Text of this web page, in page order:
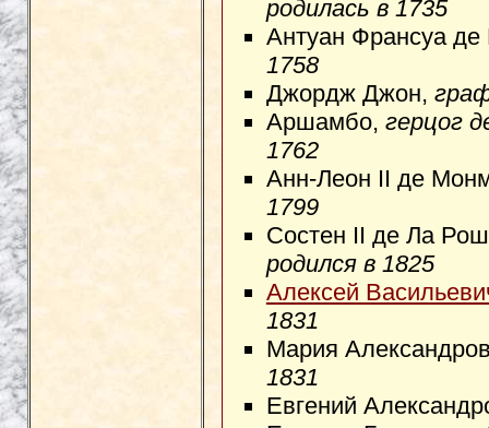
родилась в 1735
Антуан Франсуа
1758
Джордж Джон,
Аршамбо, герцог
1762
Анн-Леон II де
1799
Состен II де Ла
родился в 1825
Алексей
1831
Мария
1831
Евгений